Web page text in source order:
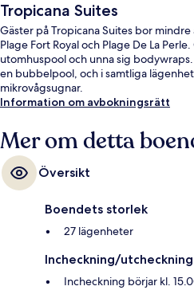
Tropicana Suites
Gäster på Tropicana Suites bor
Plage Fort Royal och Plage De La
utomhuspool och unna sig
en bubbelpool, och i samtliga
mikrovågsugnar.
Information om avbokningsrätt
Mer om detta
Översikt
Boendets storlek
27 lägenheter
Incheckning/utcheckning
Incheckning börjar kl.